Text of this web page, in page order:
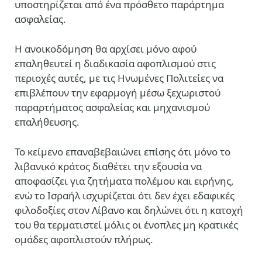
υποστηρίζεται από ένα πρόσθετο παράρτημα
ασφαλείας.
Η ανοικοδόμηση θα αρχίσει μόνο αφού
επαληθευτεί η διαδικασία αφοπλισμού στις
περιοχές αυτές, με τις Ηνωμένες Πολιτείες να
επιβλέπουν την εφαρμογή μέσω ξεχωριστού
παραρτήματος ασφαλείας και μηχανισμού
επαλήθευσης.
Το κείμενο επαναβεβαιώνει επίσης ότι μόνο το
λιβανικό κράτος διαθέτει την εξουσία να
αποφασίζει για ζητήματα πολέμου και ειρήνης,
ενώ το Ισραήλ ισχυρίζεται ότι δεν έχει εδαφικές
φιλοδοξίες στον Λίβανο και δηλώνει ότι η κατοχή
του θα τερματιστεί μόλις οι ένοπλες μη κρατικές
ομάδες αφοπλιστούν πλήρως.